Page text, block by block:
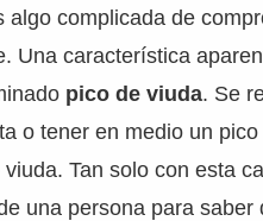
complicada de
Una característica
pico de viuda. Se
o tener en medio un
Tan solo con esta
una persona para saber